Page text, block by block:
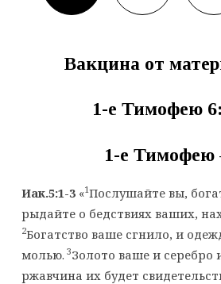
Вакцина от
1-е Тимофею
1-е Тимофею
Иак.5:1-3«1Послушайте вы,
рыдайте о бедствиях ваших,
2Богатство ваше сгнило, и
молью. 3Золото ваше и серебро
ржавчина их будет